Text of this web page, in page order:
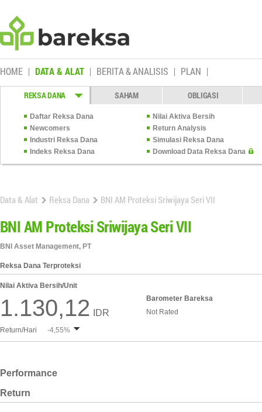
HOME DATA & ALAT BERITA & ANALISIS PLAN
REKSA DANA SAHAM OBLIGASI
Daftar Reksa Dana
Nilai Aktiva Bersih
Newcomers
Return Analysis
Industri Reksa Dana
Simulasi Reksa Dana
Indeks Reksa Dana
Download Data Reksa Dana
Data & Alat Reksa Dana BNI AM Proteksi Sriwijaya Seri VII
BNI AM Proteksi Sriwijaya Seri VII
BNI Asset Management, PT
Reksa Dana Terproteksi
Nilai Aktiva Bersih/Unit
1.130,12 IDR
Barometer Bareksa
Not Rated
Return/Hari -4,55%
Performance
Return